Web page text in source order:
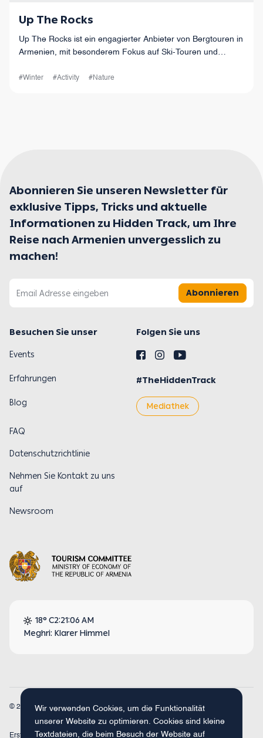
Up The Rocks
Up The Rocks ist ein engagierter Anbieter von Bergtouren in
Armenien, mit besonderem Fokus auf Ski-Touren und
#Winter #Activity #Nature
Wir verwenden Cookies, um die Funktionalität
unserer Website zu optimieren. Cookies sind kleine
Textdateien, die beim Besuch der Website auf
Abonnieren Sie unseren Newsletter für
exklusive Tipps, Tricks und aktuelle
Informationen zu Hidden Track, um Ihre
Reise nach Armenien unvergesslich zu
machen!
Abonnieren
Besuchen Sie unser Folgen Sie uns
Events
Erfahrungen #TheHiddenTrack
Blog Mediathek
FAQ
Datenschutzrichtlinie
Nehmen Sie Kontakt zu uns
auf
Newsroom
18° C2:21:07 AM
Meghri: Klarer Himmel
© 2026 Armenia Travel. Alle Rechte vorbehalten.
Erstellt mit Concept Studio